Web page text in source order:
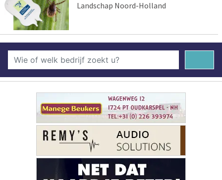
Landschap Noord-Holland